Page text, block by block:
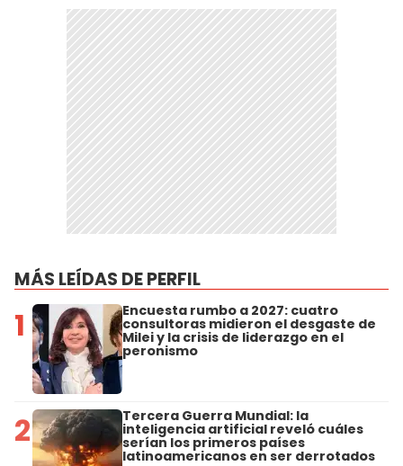
MÁS LEÍDAS DE PERFIL
1 Encuesta rumbo a 2027: cuatro
consultoras midieron el desgaste de
Milei y la crisis de liderazgo en el
peronismo
2 Tercera Guerra Mundial: la
inteligencia artificial reveló cuáles
serían los primeros países
latinoamericanos en ser derrotados